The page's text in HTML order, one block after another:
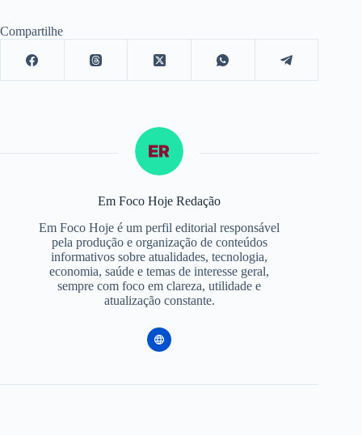
Compartilhe
Em Foco Hoje Redação
Em Foco Hoje é um perfil editorial responsável
pela produção e organização de conteúdos
informativos sobre atualidades, tecnologia,
economia, saúde e temas de interesse geral,
sempre com foco em clareza, utilidade e
atualização constante.